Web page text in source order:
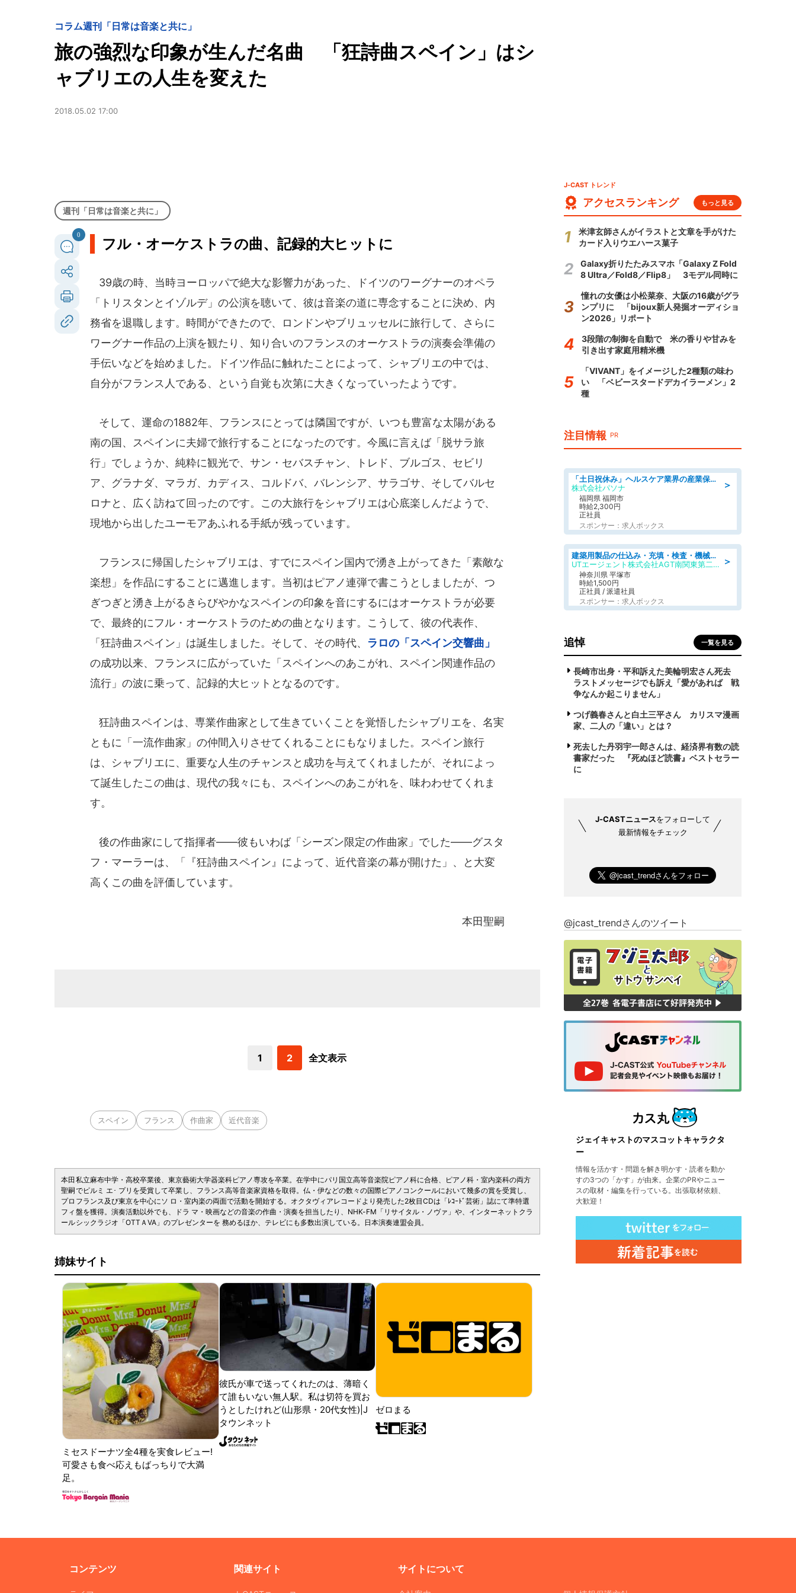
コラム週刊「日常は音楽と共に」
旅の強烈な印象が生んだ名曲 「狂詩曲スペイン」はシ
ャブリエの人生を変えた
2018.05.02 17:00
週刊「日常は音楽と共に」
0
フル・オーケストラの曲、記録的大ヒットに
39歳の時、当時ヨーロッパで絶大な影響力があった、ドイツのワーグナーのオペラ
「トリスタンとイゾルデ」の公演を聴いて、彼は音楽の道に専念することに決め、内
務省を退職します。時間ができたので、ロンドンやブリュッセルに旅行して、さらに
ワーグナー作品の上演を観たり、知り合いのフランスのオーケストラの演奏会準備の
手伝いなどを始めました。ドイツ作品に触れたことによって、シャブリエの中では、
自分がフランス人である、という自覚も次第に大きくなっていったようです。
そして、運命の1882年、フランスにとっては隣国ですが、いつも豊富な太陽がある
南の国、スペインに夫婦で旅行することになったのです。今風に言えば「脱サラ旅
行」でしょうか、純粋に観光で、サン・セバスチャン、トレド、ブルゴス、セビリ
ア、グラナダ、マラガ、カディス、コルドバ、バレンシア、サラゴサ、そしてバルセ
ロナと、広く訪ねて回ったのです。この大旅行をシャブリエは心底楽しんだようで、
現地から出したユーモアあふれる手紙が残っています。
フランスに帰国したシャブリエは、すでにスペイン国内で湧き上がってきた「素敵な
楽想」を作品にすることに邁進します。当初はピアノ連弾で書こうとしましたが、つ
ぎつぎと湧き上がるきらびやかなスペインの印象を音にするにはオーケストラが必要
で、最終的にフル・オーケストラのための曲となります。こうして、彼の代表作、
「狂詩曲スペイン」は誕生しました。そして、その時代、 ラロの「スペイン交響曲」
の成功以来、フランスに広がっていた「スペインへのあこがれ、スペイン関連作品の
流行」の波に乗って、記録的大ヒットとなるのです。
狂詩曲スペインは、専業作曲家として生きていくことを覚悟したシャブリエを、名実
ともに「一流作曲家」の仲間入りさせてくれることにもなりました。スペイン旅行
は、シャブリエに、重要な人生のチャンスと成功を与えてくれましたが、それによっ
て誕生したこの曲は、現代の我々にも、スペインへのあこがれを、味わわせてくれま
す。
後の作曲家にして指揮者――彼もいわば「シーズン限定の作曲家」でした――グスタ
フ・マーラーは、「『狂詩曲スペイン』によって、近代音楽の幕が開けた」、と大変
高くこの曲を評価しています。
本田聖嗣
1 2 全文表示
スペイン フランス 作曲家 近代音楽
本田
聖嗣
プロ
フィ
ール
私立麻布中学・高校卒業後、東京藝術大学器楽科ピアノ専攻を卒業。在学中にパリ国立高等音楽院ピアノ科に合格、ピアノ科・室内楽科の両方
でピルミ エ･ プリを受賞して卒業し、フランス高等音楽家資格を取得。仏・伊などの数々の国際ピアノコンクールにおいて幾多の賞を受賞し、
フランス及び東京を中心にソ ロ・室内楽の両面で活動を開始する。オクタヴィアレコードより発売した2枚目CDは「ﾚｺｰﾄﾞ芸術」誌にて準特選
盤を獲得。演奏活動以外でも、ドラ マ・映画などの音楽の作曲・演奏を担当したり、NHK-FM「リサイタル・ノヴァ」や、インターネットクラ
シックラジオ「OTTＡVA」のプレゼンターを 務めるほか、テレビにも多数出演している。日本演奏連盟会員。
姉妹サイト
ミセスドーナツ全4種を実食レビュー!
可愛さも食べ応えもばっちりで大満
足。
彼氏が車で送ってくれたのは、薄暗く
て誰もいない無人駅。私は切符を買お
うとしたけれど(山形県・20代女性)|J
タウンネット
ゼロまる
J-CAST トレンド
アクセスランキング もっと見る
米津玄師さんがイラストと文章を手がけた
カード入りウエハース菓子
Galaxy折りたたみスマホ「Galaxy Z Fold
8 Ultra／Fold8／Flip8」 3モデル同時に
憧れの女優は小松菜奈、大阪の16歳がグラ
ンプリに 「bijoux新人発掘オーディショ
ン2026」リポート
3段階の制御を自動で 米の香りや甘みを
引き出す家庭用精米機
「VIVANT」をイメージした2種類の味わ
い 「ベビースタードデカイラーメン」2
種
注目情報 PR
＞
「土日祝休み」ヘルスケア業界の産業保健師/高時給/未経験OK/要資格:保健師、正看護師
株式会社パソナ
福岡県 福岡市
時給2,300円
正社員
スポンサー：求人ボックス
＞
建築用製品の仕込み・充填・検査・機械操作/寮完備/日払い/工場・製造
UTエージェント株式会社AGT南関東第二CU
神奈川県 平塚市
時給1,500円
正社員 / 派遣社員
スポンサー：求人ボックス
追悼 一覧を見る
長崎市出身・平和訴えた美輪明宏さん死去
ラストメッセージでも訴え「愛があれば 戦
争なんか起こりません」
つげ義春さんと白土三平さん カリスマ漫画
家、二人の「違い」とは？
死去した丹羽宇一郎さんは、経済界有数の読
書家だった 『死ぬほど読書』ベストセラー
に
J-CASTニュースをフォローして
最新情報をチェック
@jcast_trendさんのツイート
ジェイキャストのマスコットキャラクタ
ー
情報を活かす・問題を解き明かす・読者を動か
すの3つの「かす」が由来。企業のPRやニュー
スの取材・編集を行っている。出張取材依頼、
大歓迎！
コンテンツ 関連サイト サイトについて